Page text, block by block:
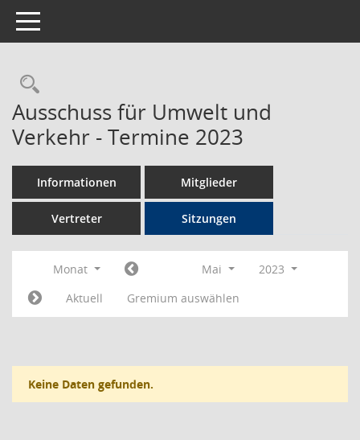
Toggle navigation
Rechercheauswahl
Ausschuss für Umwelt und
Verkehr - Termine 2023
Informationen Mitglieder
Vertreter Sitzungen
Monat Mai
2023
Aktuell
Gremium auswählen
Keine Daten gefunden.